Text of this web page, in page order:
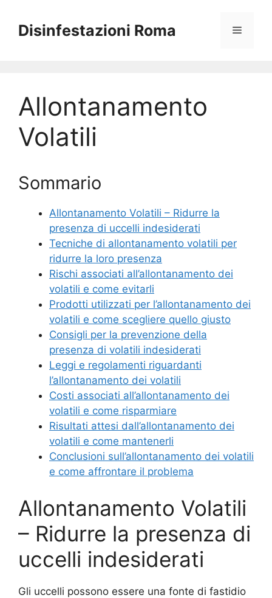
contenuto
Disinfestazioni Roma Menu
Allontanamento
Volatili
Sommario
Allontanamento Volatili – Ridurre la
presenza di uccelli indesiderati
Tecniche di allontanamento volatili per
ridurre la loro presenza
Rischi associati all’allontanamento dei
volatili e come evitarli
Prodotti utilizzati per l’allontanamento dei
volatili e come scegliere quello giusto
Consigli per la prevenzione della
presenza di volatili indesiderati
Leggi e regolamenti riguardanti
l’allontanamento dei volatili
Costi associati all’allontanamento dei
volatili e come risparmiare
Risultati attesi dall’allontanamento dei
volatili e come mantenerli
Conclusioni sull’allontanamento dei volatili
e come affrontare il problema
Allontanamento Volatili
– Ridurre la presenza di
uccelli indesiderati
Gli uccelli possono essere una fonte di fastidio